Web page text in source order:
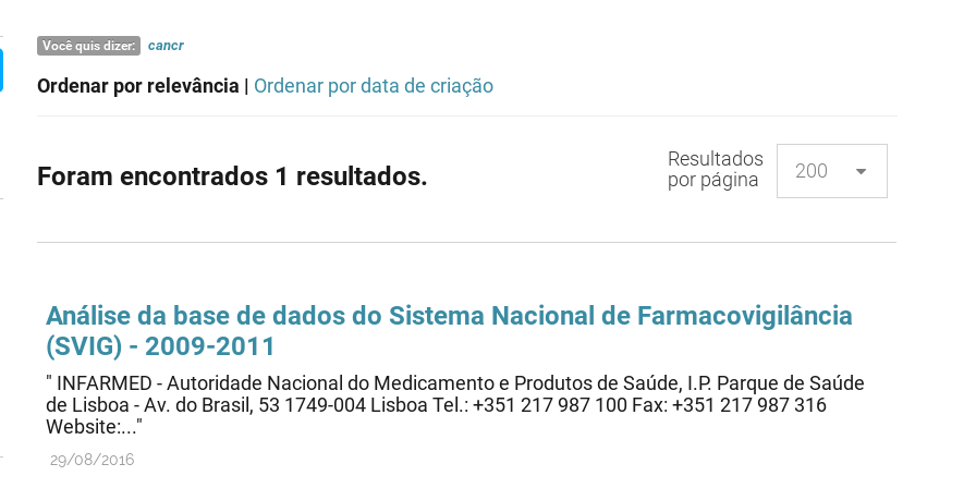
Você quis dizer: cancr
Ordenar por relevância | Ordenar por data de criação
Foram encontrados 1 resultados.
Resultados
por página
Análise da base de dados do Sistema Nacional de Farmacovigilância
(SVIG) - 2009-2011
" INFARMED - Autoridade Nacional do Medicamento e Produtos de Saúde, I.P. Parque de Saúde
de Lisboa - Av. do Brasil, 53 1749-004 Lisboa Tel.: +351 217 987 100 Fax: +351 217 987 316
Website:..."
29/08/2016